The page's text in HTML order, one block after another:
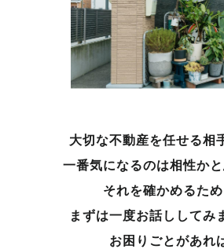
大切な不動産を任せる相
一番気になるのは相性かと
それを確かめるため
まずは一度お話ししてみ
お困りごとがあれ